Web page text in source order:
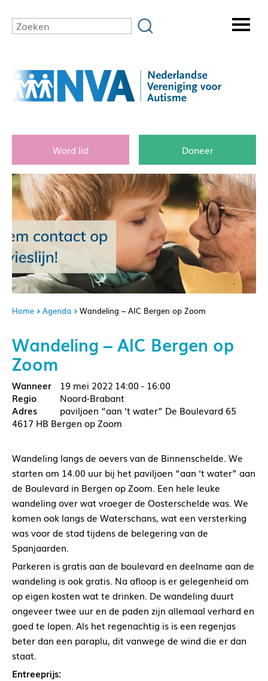
Word lid Doneer
Home Agenda Wandeling – AIC Bergen op Zoom
Wandeling – AIC Bergen op
Zoom
19 mei 2022 14:00 - 16:00
Noord-Brabant
paviljoen “aan ‘t water” De Boulevard 65
4617 HB Bergen op Zoom
Wandeling langs de oevers van de Binnenschelde. We
starten om 14.00 uur bij het paviljoen “aan ‘t water” aan
de Boulevard in Bergen op Zoom. Een hele leuke
wandeling over wat vroeger de Oosterschelde was. We
komen ook langs de Waterschans, wat een versterking
was voor de stad tijdens de belegering van de
Spanjaarden.
Parkeren is gratis aan de boulevard en deelname aan de
wandeling is ook gratis. Na afloop is er gelegenheid om
op eigen kosten wat te drinken. De wandeling duurt
ongeveer twee uur en de paden zijn allemaal verhard en
goed te lopen. Als het regenachtig is is een regenjas
beter dan een paraplu, dit vanwege de wind die er dan
staat.
Entreeprijs: